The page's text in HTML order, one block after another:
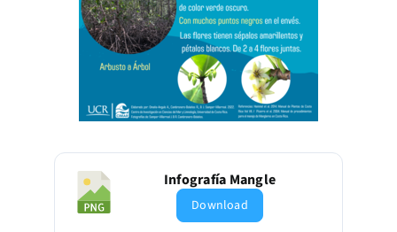
Infografía Mangle
Download